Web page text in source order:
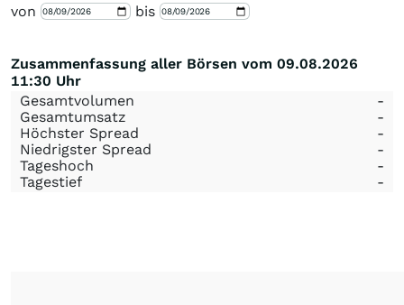
von
bis
Zusammenfassung aller Börsen vom 09.08.2026
11:30 Uhr
Gesamtvolumen
-
Gesamtumsatz
-
Höchster Spread
-
Niedrigster Spread
-
Tageshoch
-
Tagestief
-